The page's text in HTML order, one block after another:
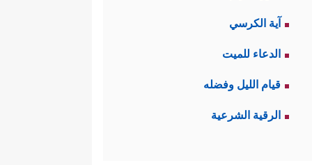
آية الكرسي
الدعاء للميت
قيام الليل وفضله
الرقية الشرعية